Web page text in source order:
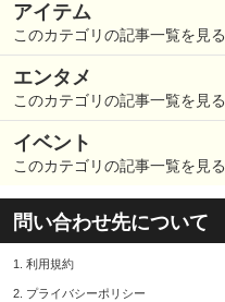
アイテム
このカテゴリの記事一覧を見る
エンタメ
このカテゴリの記事一覧を見る
イベント
このカテゴリの記事一覧を見る
問い合わせ先について
1. 利用規約
2. プライバシーポリシー